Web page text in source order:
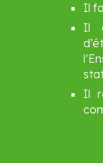
Il
Il
Il